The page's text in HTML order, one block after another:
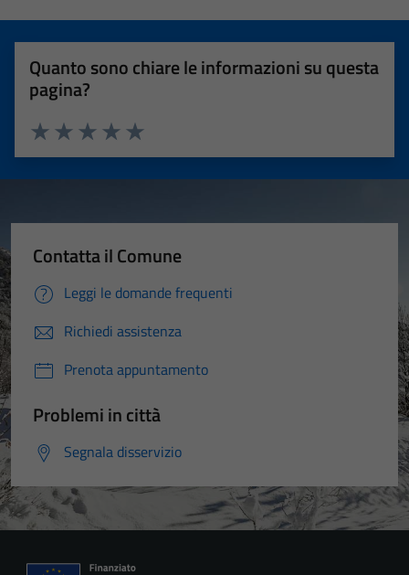
Quanto sono chiare le informazioni su questa
pagina?
Valuta 5 stelle su 5
Valuta 4 stelle su 5
Valuta 3 stelle su 5
Valuta 2 stelle su 5
Valuta 1 stelle su 5
Contatta il Comune
Leggi le domande frequenti
Richiedi assistenza
Prenota appuntamento
Problemi in città
Segnala disservizio